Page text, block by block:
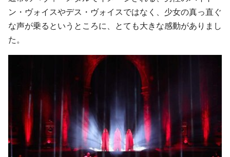
ン・ヴォイスやデス・ヴォイスではなく、少女の真っ直ぐ
な声が乗るというところに、とても大きな感動がありまし
た。